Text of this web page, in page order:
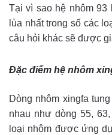
Tại vì sao hệ nhôm
lùa nhất trong số các
câu hỏi khác sẽ được
Đặc điểm hệ nhôm
Dòng nhôm xingfa
nhau như dòng 55,
loại nhôm được ứng